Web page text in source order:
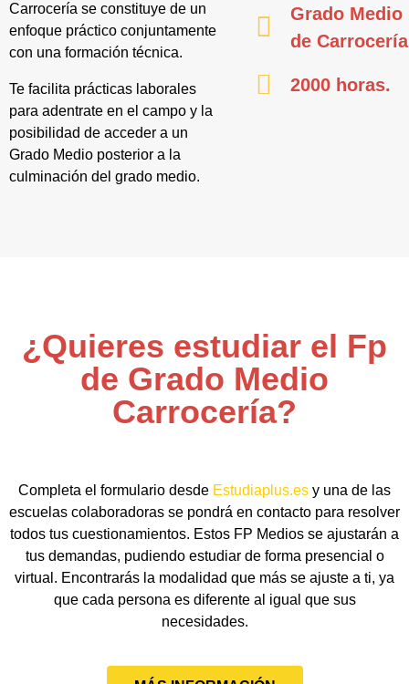
Carrocería se constituye de un
enfoque práctico conjuntamente
con una formación técnica.
Te facilita prácticas laborales
para adentrate en el campo y la
posibilidad de acceder a un
Grado Medio posterior a la
culminación del grado medio.
Grado Medio
de Carrocería
2000 horas.
¿Quieres estudiar el Fp
de Grado Medio
Carrocería?
Completa el formulario desde Estudiaplus.es y una de las
escuelas colaboradoras se pondrá en contacto para resolver
todos tus cuestionamientos. Estos FP Medios se ajustarán a
tus demandas, pudiendo estudiar de forma presencial o
virtual. Encontrarás la modalidad que más se ajuste a ti, ya
que cada persona es diferente al igual que sus
necesidades.